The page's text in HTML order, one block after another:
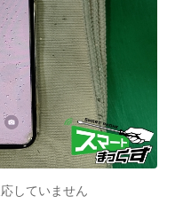
していません